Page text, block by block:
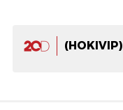
(HOKIVIP)